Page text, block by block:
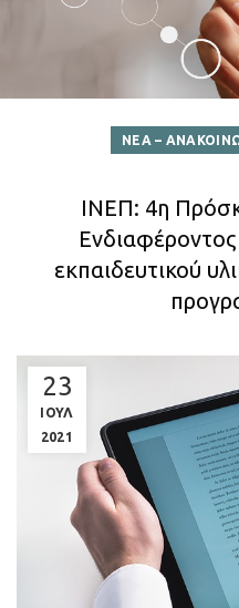
ΝΕΑ –
ΙΝΕΠ: 4η
εκπαιδευτικού
23
ΙΟΥΛ
2021